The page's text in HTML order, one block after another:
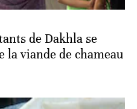
de Dakhla se
la viande de chameau